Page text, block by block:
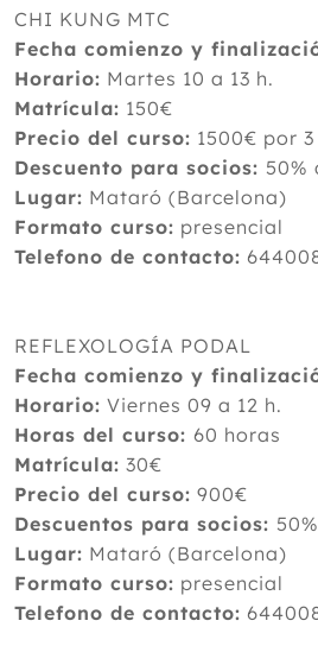
CHI KUNG MTC
Fecha comienzo y
Horario: Martes 10 a 13 h.
Matrícula: 150€
Precio del curso: 1500€ por
Descuento para socios: 50%
Lugar: Mataró (Barcelona)
Formato curso: presencial
Telefono de contacto:
REFLEXOLOGÍA PODAL
Fecha comienzo y
Horario: Viernes 09 a 12 h.
Horas del curso: 60 horas
Matrícula: 30€
Precio del curso: 900€
Descuentos para socios:
Lugar: Mataró (Barcelona)
Formato curso: presencial
Telefono de contacto: